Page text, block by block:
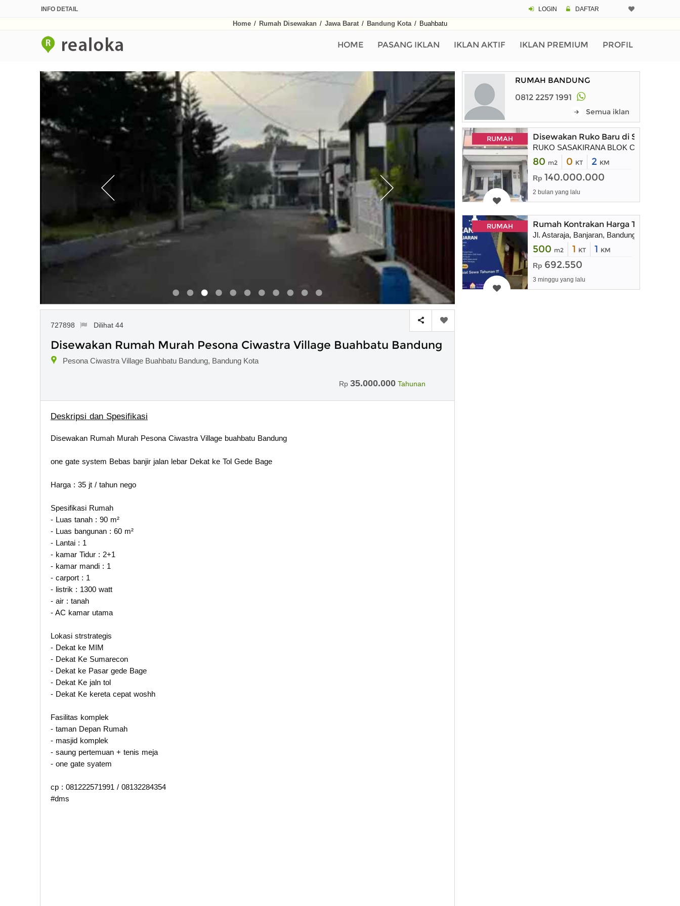
INFO DETAIL LOGIN DAFTAR
Home / Rumah Disewakan / Jawa Barat / Bandung Kota / Buahbatu
HOME PASANG IKLAN IKLAN AKTIF IKLAN PREMIUM PROFIL
727898 Dilihat 44
Disewakan Rumah Murah Pesona Ciwastra Village Buahbatu Bandung
Pesona Ciwastra Village Buahbatu Bandung, Bandung Kota
Rp 35.000.000 Tahunan
Deskripsi dan Spesifikasi
Disewakan Rumah Murah Pesona Ciwastra Village buahbatu Bandung
one gate system Bebas banjir jalan lebar Dekat ke Tol Gede Bage
Harga : 35 jt / tahun nego
Spesifikasi Rumah
- Luas tanah : 90 m²
- Luas bangunan : 60 m²
- Lantai : 1
- kamar Tidur : 2+1
- kamar mandi : 1
- carport : 1
- listrik : 1300 watt
- air : tanah
- AC kamar utama
Lokasi strstrategis
- Dekat ke MIM
- Dekat Ke Sumarecon
- Dekat ke Pasar gede Bage
- Dekat Ke jaln tol
- Dekat Ke kereta cepat woshh
Fasilitas komplek
- taman Depan Rumah
- masjid komplek
- saung pertemuan + tenis meja
- one gate syatem
cp : 081222571991 / 08132284354
#dms
RUMAH BANDUNG
0812 2257 1991
Semua iklan
RUMAH Disewakan Ruko Baru di Sasakirana
RUKO SASAKIRANA BLOK C No. 58 KBP
80 m2 0 KT 2 KM
Rp 140.000.000
2 bulan yang lalu
RUMAH Rumah Kontrakan Harga
Jl. Astaraja, Banjaran, Bandung Selatan,
500 m2 1 KT 1 KM
Rp 692.550
3 minggu yang lalu